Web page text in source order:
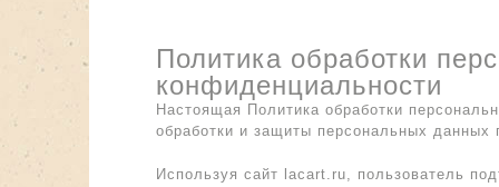
Политика обработки
конфиденциальности
Настоящая Политика обработки
обработки и защиты персональных данных
Используя сайт lacart.ru, пользователь